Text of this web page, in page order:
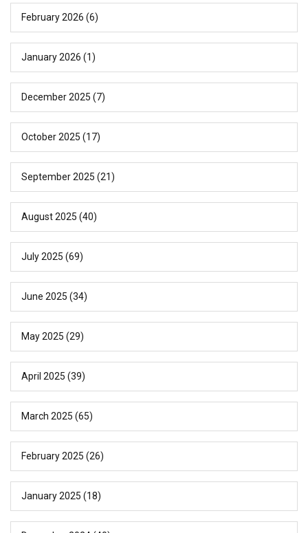
February 2026 (6)
January 2026 (1)
December 2025 (7)
October 2025 (17)
September 2025 (21)
August 2025 (40)
July 2025 (69)
June 2025 (34)
May 2025 (29)
April 2025 (39)
March 2025 (65)
February 2025 (26)
January 2025 (18)